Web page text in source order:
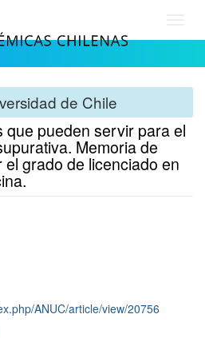
de Chile
que pueden servir para el
Memoria de
grado de licenciado en
ANUC/article/view/20756